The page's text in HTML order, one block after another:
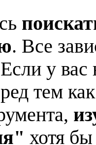
. Все
у
тем
хотя